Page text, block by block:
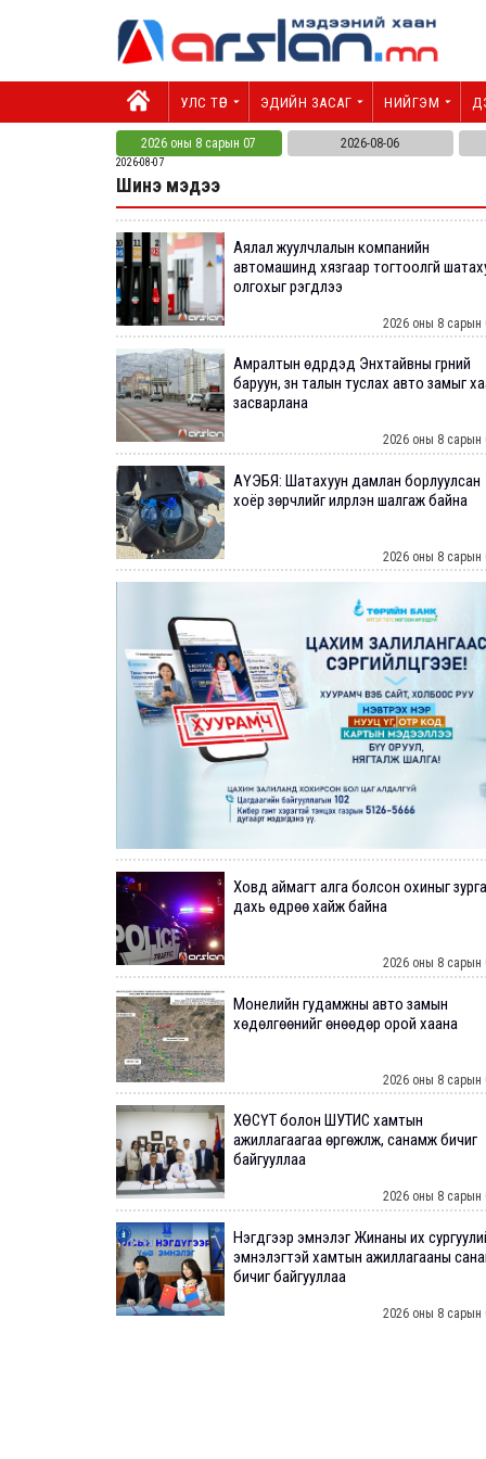
УЛС ТӨР ЭДИЙН ЗАСАГ НИЙГЭМ
2026 оны 8 сарын 07
2026-08-07
2026-08-06
Шинэ мэдээ
Аялал жуулчлалын компанийн
автомашинд хязгаар тогтоолгүй
олгохыг үүрэгдлээ
2026 оны 8 сарын
Амралтын өдрүүдэд Энхтайвны гүүрний
баруун, зүүн талын туслах авто замыг
засварлана
2026 оны 8 сарын
АҮЭБЯ: Шатахуун дамлан борлуулсан
хоёр зөрчлийг илрүүлэн шалгаж байна
2026 оны 8 сарын
Ховд аймагт алга болсон охиныг
дахь өдрөө хайж байна
2026 оны 8 сарын
Монелийн гудамжны авто замын
хөдөлгөөнийг өнөөдөр орой хаана
2026 оны 8 сарын
ХӨСҮТ болон ШУТИС хамтын
ажиллагаагаа өргөжүүлж, санамж бичиг
байгууллаа
2026 оны 8 сарын
Нэгдүгээр эмнэлэг Жинаны их
эмнэлэгтэй хамтын ажиллагааны
бичиг байгууллаа
2026 оны 8 сарын